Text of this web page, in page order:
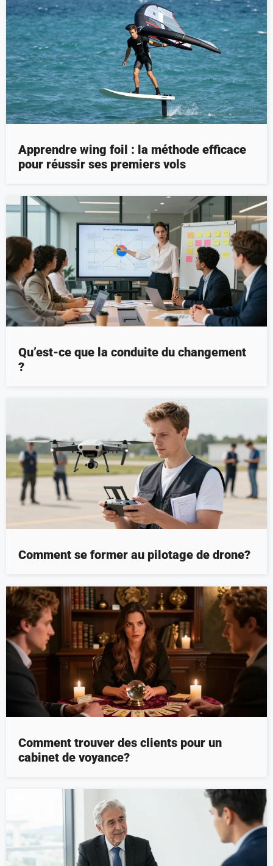
Apprendre wing foil : la méthode efficace
pour réussir ses premiers vols
Qu’est-ce que la conduite du changement
?
Comment se former au pilotage de drone?
Comment trouver des clients pour un
cabinet de voyance?